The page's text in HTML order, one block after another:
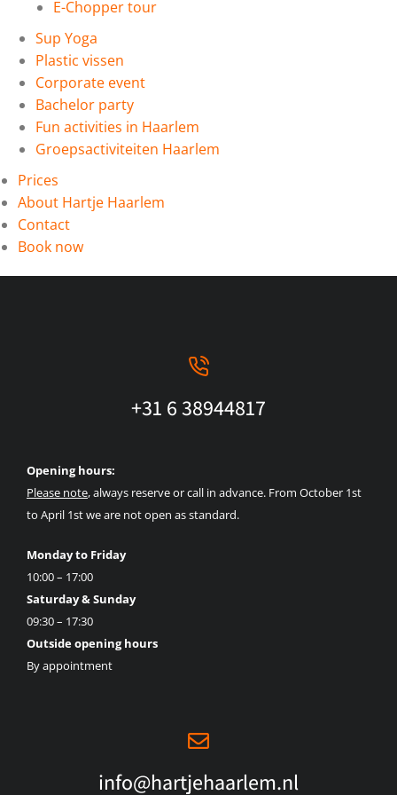
E-Chopper tour
Sup Yoga
Plastic vissen
Corporate event
Bachelor party
Fun activities in Haarlem
Groepsactiviteiten Haarlem
Prices
About Hartje Haarlem
Contact
Book now
+31 6 38944817
Opening hours:
Please note, always reserve or call in advance. From October 1st
to April 1st we are not open as standard.
Monday to Friday
10:00 – 17:00
Saturday & Sunday
09:30 – 17:30
Outside opening hours
By appointment
info@hartjehaarlem.nl